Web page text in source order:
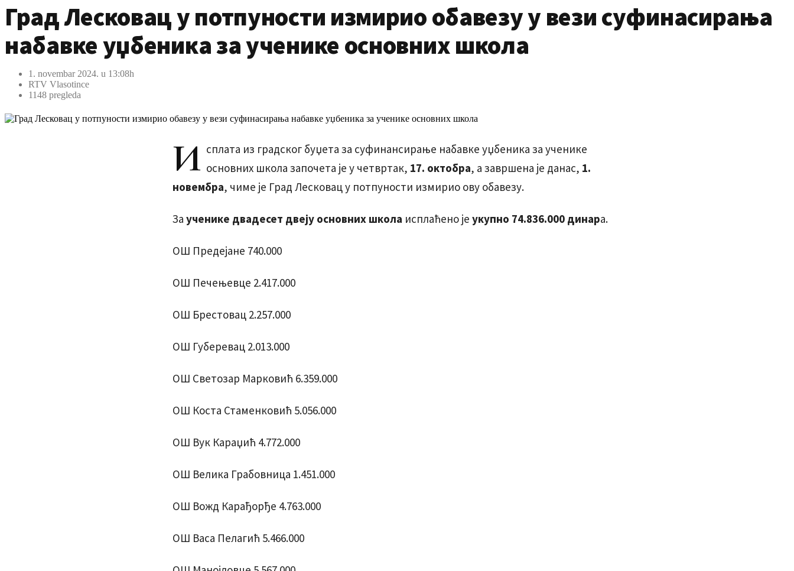
Град Лесковац у потпуности измирио обавезу у вези суфинасирања
набавке уџбеника за ученике основних школа
1. novembar 2024. u 13:08h
RTV Vlasotince
1148 pregleda
И сплата из градског буџета за суфинансирање набавке уџбеника за ученике
основних школа започета је у четвртак, 17. октобра, а завршена је данас, 1.
новембра, чиме је Град Лесковац у потпуности измирио ову обавезу.
За ученике двадесет двеју основних школа исплаћено је укупно 74.836.000 динара.
ОШ Предејане 740.000
ОШ Печењевце 2.417.000
ОШ Брестовац 2.257.000
ОШ Губеревац 2.013.000
ОШ Светозар Марковић 6.359.000
ОШ Коста Стаменковић 5.056.000
ОШ Вук Караџић 4.772.000
ОШ Велика Грабовница 1.451.000
ОШ Вожд Карађорђе 4.763.000
ОШ Васа Пелагић 5.466.000